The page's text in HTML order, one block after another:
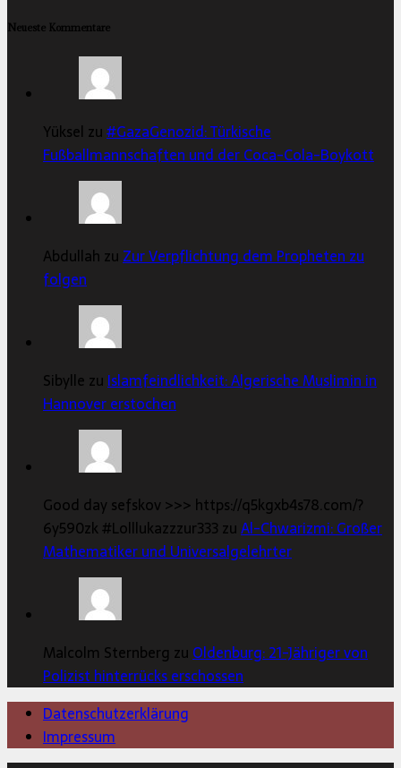
Neueste Kommentare
Yüksel zu#GazaGenozid: Türkische
Fußballmannschaften und der Coca-Cola-Boykott
Abdullah zu Zur Verpflichtung dem Propheten zu
folgen
Sibylle zu Islamfeindlichkeit: Algerische Muslimin in
Hannover erstochen
Good day sefskov >>> https://q5kgxb4s78.com/?
6y590zk #Lolllukazzzur333 zuAl-Chwarizmi: Großer
Mathematiker und Universalgelehrter
Malcolm Sternberg zu Oldenburg: 21-Jähriger von
Polizist hinterrücks erschossen
Datenschutzerklärung
Impressum